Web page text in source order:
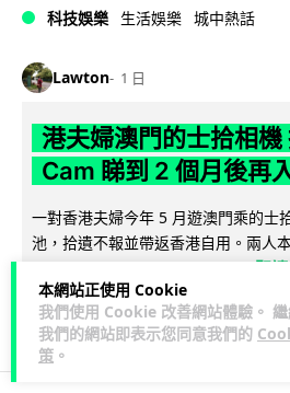
本網站正使用 Cookie
我們使用 Cookie 改善網站體驗。
我們的網站即表示您同意我們的
策 。
科技娛樂 生活娛樂 城中熱話
Lawton 1 日
港夫婦澳門的士拾相
Cam 睇到 2 個月後再
一對香港夫婦今年 5 月遊澳門乘的士
池，拾遺不報並帶返香港自用。兩人
次入境澳門時，被治安警察局... 閱
532 75 ↗ 分享